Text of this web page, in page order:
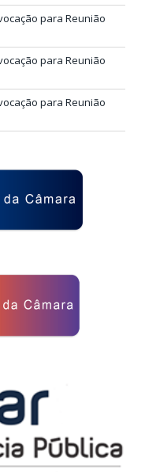
para Reunião
para Reunião
para Reunião